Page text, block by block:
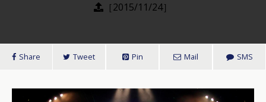
［2015/11/24］
Share Tweet Pin Mail SMS